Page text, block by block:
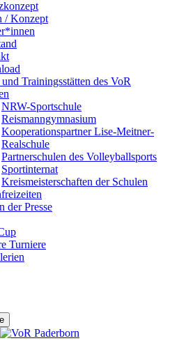
/ Konzept
Trainingsstätten des VoR
NRW-Sportschule
Reismanngymnasium
Kooperationspartner Lise-Meitner-
Realschule
Partnerschulen des Volleyballsports
Sportinternat
Kreismeisterschaften der Schulen
der Presse
Turniere